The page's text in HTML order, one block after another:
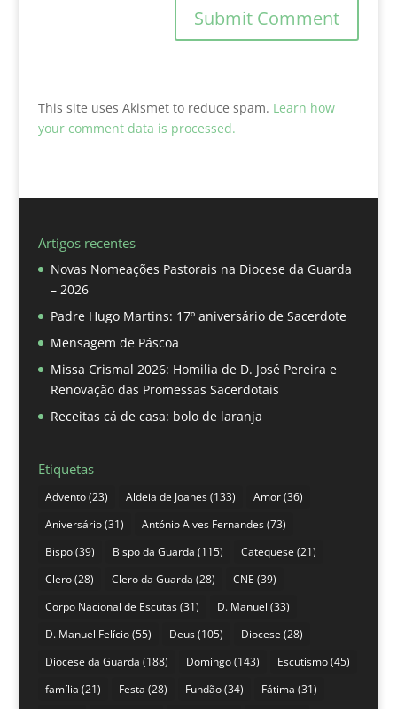
This site uses Akismet to reduce spam. Learn how
your comment data is processed.
Artigos recentes
Novas Nomeações Pastorais na Diocese da Guarda
– 2026
Padre Hugo Martins: 17º aniversário de Sacerdote
Mensagem de Páscoa
Missa Crismal 2026: Homilia de D. José Pereira e
Renovação das Promessas Sacerdotais
Receitas cá de casa: bolo de laranja
Etiquetas
Advento(23) Aldeia de Joanes(133) Amor(36)
Aniversário(31) António Alves Fernandes(73)
Bispo(39) Bispo da Guarda (115) Catequese (21)
Clero(28) Clero da Guarda (28) CNE (39)
Corpo Nacional de Escutas(31) D. Manuel (33)
D. Manuel Felício(55) Deus(105) Diocese (28)
Diocese da Guarda (188) Domingo(143) Escutismo(45)
família (21) Festa (28) Fundão(34) Fátima (31)